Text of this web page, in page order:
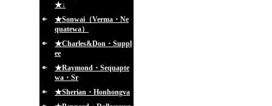
★↓
★Sonwai（Verma・Ne
quatewa）
★Charles&Don・Suppl
ee
★Raymond・Sequapte
wa・Sr
★Sherian・Honhongva